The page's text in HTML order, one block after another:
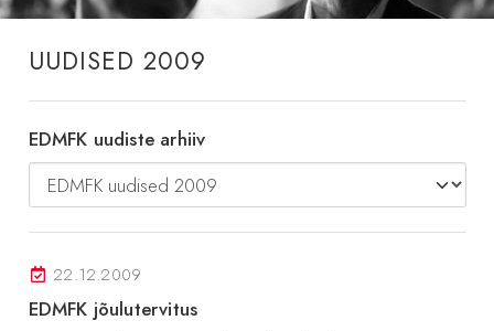
UUDISED 2009
EDMFK uudiste arhiiv
22.12.2009
EDMFK jõulutervitus